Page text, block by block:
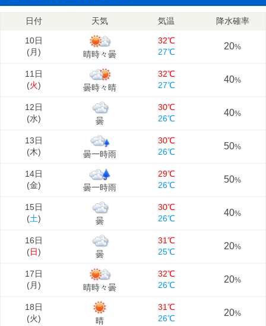
日付 天気 気温 降水確率
10日
(月) 晴時々曇
32℃
27℃
20%
11日
(火) 曇時々晴
32℃
27℃
40%
12日
(水) 曇
30℃
26℃
40%
13日
(木) 曇一時雨
30℃
26℃
50%
14日
(金) 曇一時雨
29℃
26℃
50%
15日
(土) 曇
30℃
26℃
40%
16日
(日) 曇
31℃
25℃
20%
17日
(月) 晴時々曇
32℃
26℃
20%
18日
(火) 晴
31℃
26℃
20%